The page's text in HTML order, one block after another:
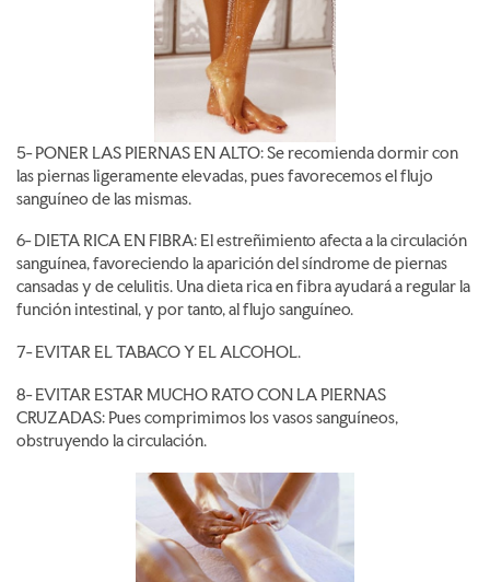
5- PONER LAS PIERNAS EN ALTO: Se recomienda dormir con
las piernas ligeramente elevadas, pues favorecemos el flujo
sanguíneo de las mismas.
6- DIETA RICA EN FIBRA: El estreñimiento afecta a la circulación
sanguínea, favoreciendo la aparición del síndrome de piernas
cansadas y de celulitis. Una dieta rica en fibra ayudará a regular la
función intestinal, y por tanto, al flujo sanguíneo.
7- EVITAR EL TABACO Y EL ALCOHOL.
8- EVITAR ESTAR MUCHO RATO CON LA PIERNAS
CRUZADAS: Pues comprimimos los vasos sanguíneos,
obstruyendo la circulación.